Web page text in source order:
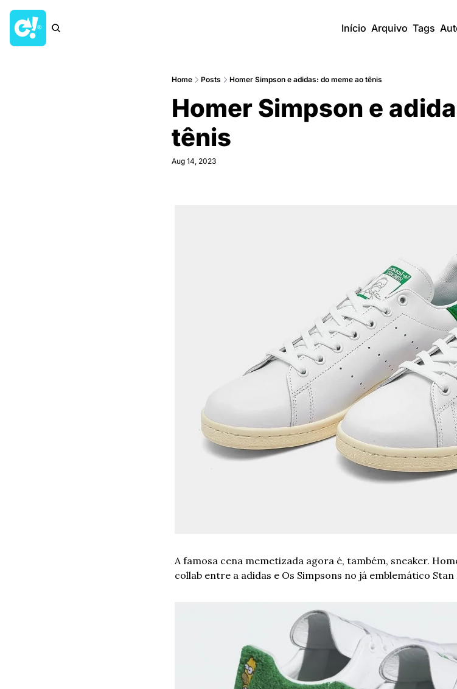
Início Arquivo Tags
Home Posts Homer Simpson e adidas: do meme ao tênis
Homer Simpson e
tênis
Aug 14, 2023
A famosa cena memetizada agora é, também, sneaker.
collab entre a adidas e Os Simpsons no já emblemático Stan